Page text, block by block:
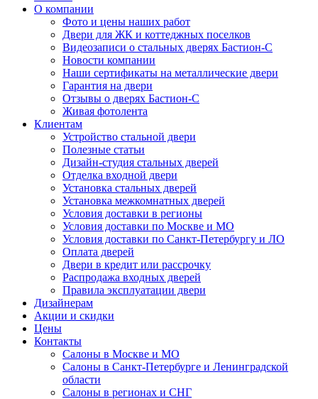
О компании
Фото и цены наших работ
Двери для ЖК и коттеджных поселков
Видеозаписи о стальных дверях Бастион-С
Новости компании
Наши сертификаты на металлические двери
Гарантия на двери
Отзывы о дверях Бастион-С
Живая фотолента
Клиентам
Устройство стальной двери
Полезные статьи
Дизайн-студия стальных дверей
Отделка входной двери
Установка стальных дверей
Установка межкомнатных дверей
Условия доставки в регионы
Условия доставки по Москве и МО
Условия доставки по Санкт-Петербургу и ЛО
Оплата дверей
Двери в кредит или рассрочку
Распродажа входных дверей
Правила эксплуатации двери
Дизайнерам
Акции и скидки
Цены
Контакты
Салоны в Москве и МО
Салоны в Санкт-Петербурге и Ленинградской
области
Салоны в регионах и СНГ